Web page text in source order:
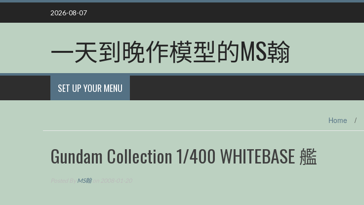
Skip
content
2026-08-07
一天到晚作模型的MS翰
SET UP YOUR MENU
Home /
Gundam Collection 1/400 WHITEBASE 艦
MS翰on 2008-01-20